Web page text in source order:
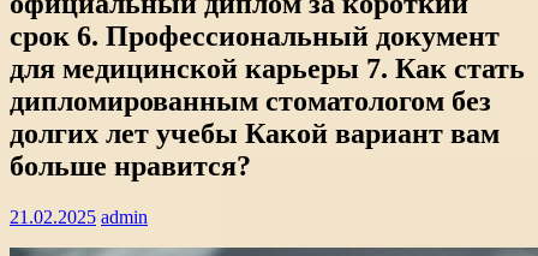
срок 6. Профессиональный документ
для медицинской карьеры 7. Как стать
дипломированным стоматологом без
долгих лет учебы Какой вариант вам
больше нравится?
21.02.2025 admin